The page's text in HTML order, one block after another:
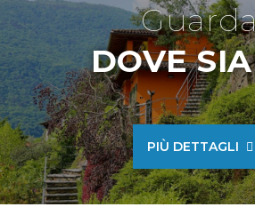
DOVE
PIÙ DETTAGLI